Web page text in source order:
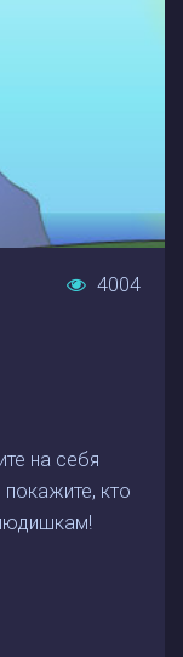
4004
на себя
кто